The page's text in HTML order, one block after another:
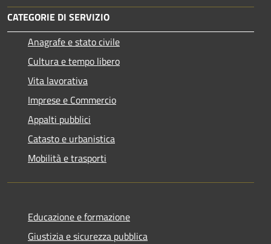
CATEGORIE DI SERVIZIO
Anagrafe e stato civile
Cultura e tempo libero
Vita lavorativa
Imprese e Commercio
Appalti pubblici
Catasto e urbanistica
Mobilità e trasporti
Educazione e formazione
Giustizia e sicurezza pubblica